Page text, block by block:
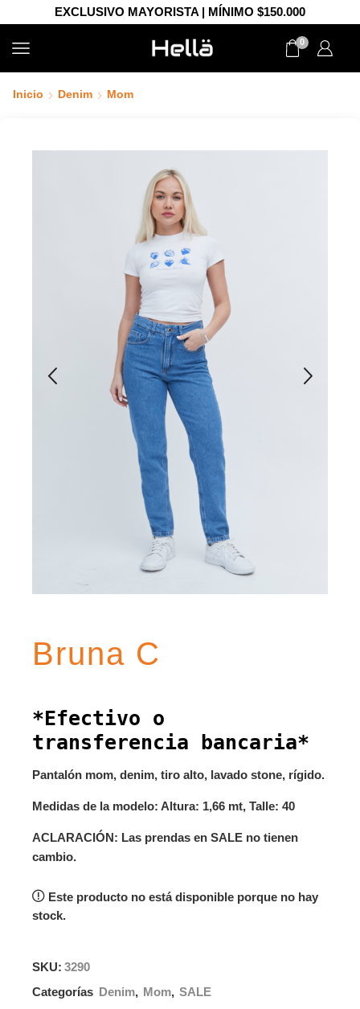
EXCLUSIVO MAYORISTA | MÍNIMO $150.000
0
Inicio Denim Mom
Bruna C
*Efectivo o
transferencia bancaria*
Pantalón mom, denim, tiro alto, lavado stone, rígido.
Medidas de la modelo: Altura: 1,66 mt, Talle: 40
ACLARACIÓN: Las prendas en SALE no tienen
cambio.
Este producto no está disponible porque no hay
stock.
SKU: 3290
Categorías
Denim, Mom, SALE